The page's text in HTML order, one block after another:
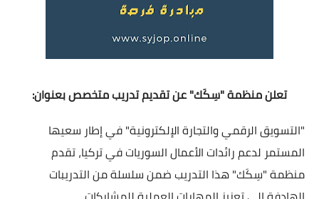
تعلن منظمة "سِكَك" عن تقديم تدريب متخصص بعنوان:
"التسويق الرقمي والتجارة الإلكترونية" في إطار سعيها
المستمر لدعم رائدات الأعمال السوريات في تركيا، تقدم
منظمة "سِكَك" هذا التدريب ضمن سلسلة من التدريبات